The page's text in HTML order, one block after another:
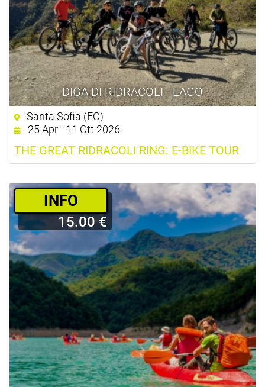
DIGA DI RIDRACOLI - LAGO
Santa Sofia (FC)
25 Apr - 11 Ott 2026
THE GREAT RIDRACOLI RING: E-BIKE TOUR
­INFO
15.00 €